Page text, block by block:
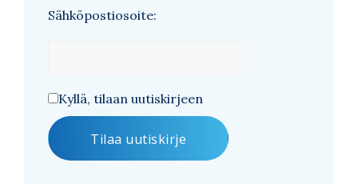
Sähköpostiosoite:
Kyllä, tilaan uutiskirjeen